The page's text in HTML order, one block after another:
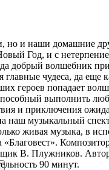
но и наши домашние
Год, и с
добрый волшебник
главные чудеса, да еще
героев попадает
выполнить
и приключения
наш музыкальный
живая музыка, в
«Благовест».
В. Плужников.
90 минут.